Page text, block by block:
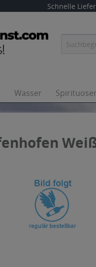
Schnelle
Wasser